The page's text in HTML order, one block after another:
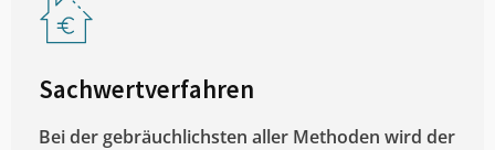
Sachwertverfahren
Bei der gebräuchlichsten aller Methoden wird der